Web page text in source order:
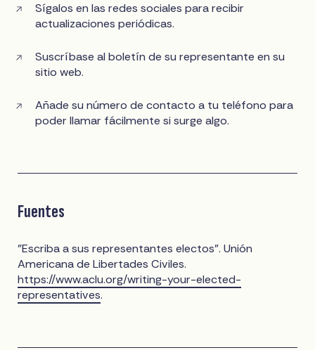
Sígalos en las redes sociales para recibir
actualizaciones periódicas.
Suscríbase al boletín de su representante en su
sitio web.
Añade su número de contacto a tu teléfono para
poder llamar fácilmente si surge algo.
Fuentes
"Escriba a sus representantes electos". Unión
Americana de Libertades Civiles.
https://www.aclu.org/writing-your-elected-
representatives.